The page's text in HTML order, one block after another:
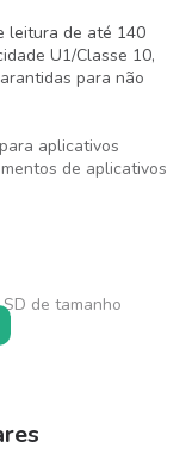
leitura de até 140
U1/Classe 10,
para não
aplicativos
de aplicativos
de tamanho